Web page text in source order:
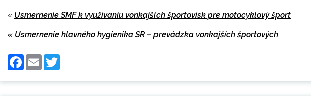
« Usmernenie SMF k využívaniu vonkajších športovísk pre motocyklový šport
« Usmernenie hlavného hygienika SR – prevádzka vonkajších športových
Facebook
Email